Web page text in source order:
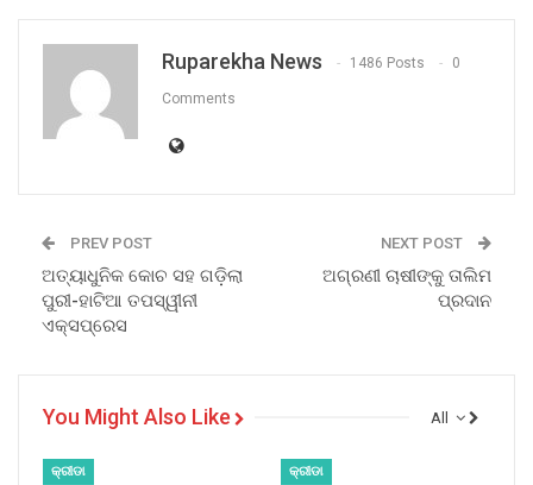
Ruparekha News 1486 Posts 0
Comments
PREV POST
ଅତ୍ୟାଧୁନିକ କୋଚ ସହ ଗଡ଼ିଲା
ପୁରୀ-ହାଟିଆ ତପସ୍ୱୀନୀ
ଏକ୍ସପ୍ରେସ
NEXT POST
ଅଗ୍ରଣୀ ଚାଷୀଙ୍କୁ ତାଲିମ
ପ୍ରଦାନ
All
You Might Also Like
କ୍ରୀଡା କ୍ରୀଡା